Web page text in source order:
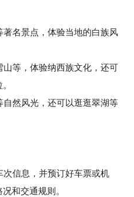
名景点，体验当地的白族风
等，体验纳西族文化，还可
然风光，还可以逛逛翠湖等
信息，并预订好车票或机
和交通规则。